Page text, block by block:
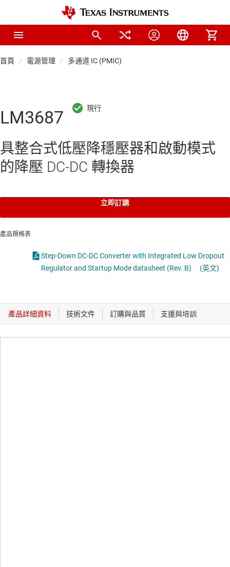
首頁 電源管理 多通道 IC (PMIC)
LM3687
具整合式低壓降穩壓器和啟動模式
的降壓 DC-DC 轉換器
立即訂購
產品規格表
Step-Down DC-DC Converter with Integrated Low Dropout
Regulator and Startup Mode datasheet (Rev. B)
(英文)